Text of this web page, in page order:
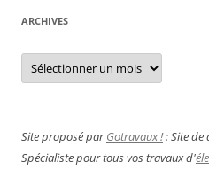
ARCHIVES
Archives
Site proposé parGotravaux !: Site de
Spécialiste pour tous vos travaux d'